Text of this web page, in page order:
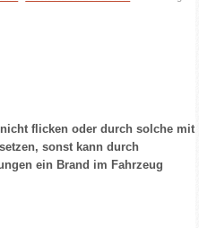
flicken oder durch solche mit
sonst kann durch
ein Brand im Fahrzeug